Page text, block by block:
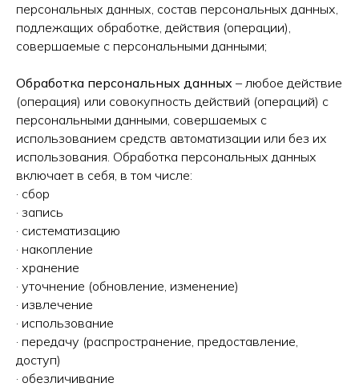
персональных данных, состав персональных данных,
подлежащих обработке, действия (операции),
совершаемые с персональными данными;
Обработка персональных данных – любое действие
(операция) или совокупность действий (операций) с
персональными данными, совершаемых с
использованием средств автоматизации или без их
использования. Обработка персональных данных
включает в себя, в том числе:
· сбор
· запись
· систематизацию
· накопление
· хранение
· уточнение (обновление, изменение)
· извлечение
· использование
· передачу (распространение, предоставление,
доступ)
· обезличивание